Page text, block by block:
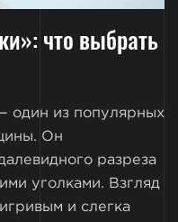
что выбрать
один из популярных
Он
разреза
уголками. Взгляд
и слегка